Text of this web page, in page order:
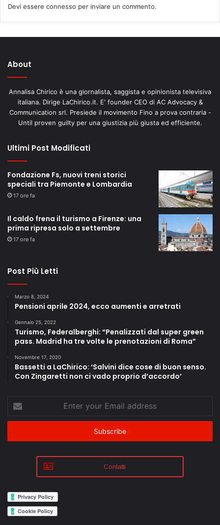
Devi essere connesso per inviare un commento.
About
Annalisa Chirico è una giornalista, saggista e opinionista televisiva
italiana. Dirige LaChirico.it. E' founder CEO di AC Advocacy &
Communication srl. Presiede il movimento Fino a prova contraria -
Until proven guilty per una giustizia più giusta ed efficiente.
Ultimi Post Modificati
Fondazione Fs, nuovi treni storici
speciali tra Piemonte e Lombardia
17 ore fa
Il caldo frena il turismo a Firenze: una
prima ripresa solo a settembre
17 ore fa
Post Più Letti
Marzo 8, 2024
Pensioni aprile 2024, ecco aumenti e arretrati
Gennaio 25, 2022
Turismo, Federalberghi: “Penalizzati dal super green
pass. Madrid ha tre volte le prenotazioni di Roma”
Novembre 17, 2020
Bassetti a LaChirico: ‘Salvini dice cose di buon senso.
Con Zingaretti non ci vado proprio d’accordo’
your
Email
Contatti